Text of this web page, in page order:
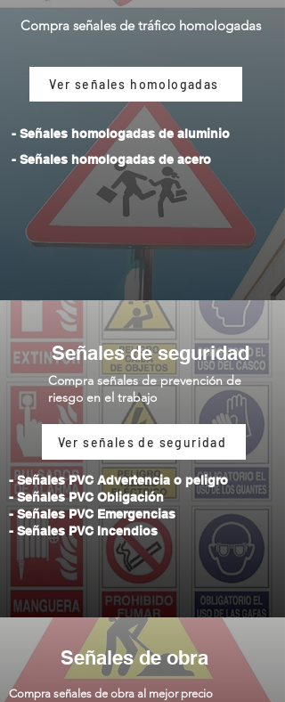
Compra señales de tráfico homologadas
Ver señales homologadas
- Señales homologadas de aluminio
- Señales homologadas de acero
Señales de seguridad
Compra señales de prevención de
riesgo en el trabajo
Ver señales de seguridad
-Señales PVC Advertencia o peligro
- Señales PVC Obligación
- Señales PVC Emergencias
- Señales PVC Incendios
Señales de obra
Compra señales de obra al mejor precio